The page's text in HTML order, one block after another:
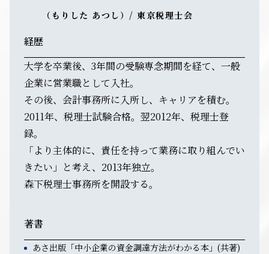
（もりした あつし）/ 東京税理士会
経歴
大学を卒業後、3年間の受験専念期間を経て、一般
企業に営業職として入社。
その後、会計事務所に入所し、キャリアを積む。
2011年、税理士試験合格。翌2012年、税理士登
録。
「より主体的に、責任を持って業務に取り組んでい
きたい」と考え、2013年独立。
森下税理士事務所を開設する。
著書
あさ出版「中小企業の資金調達方法がわかる本」(共著)